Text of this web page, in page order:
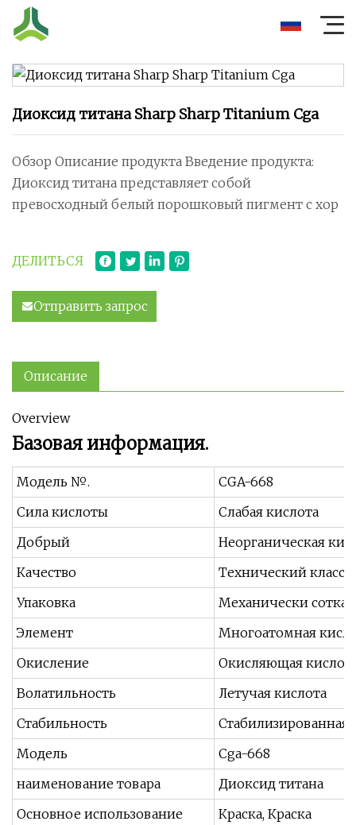
Диоксид титана Sharp Sharp Titanium Cga
Обзор Описание продукта Введение продукта:
Диоксид титана представляет собой
превосходный белый порошковый пигмент с хор
ДЕЛИТЬСЯ
Отправить запрос
Описание
Overview
Базовая информация.
Модель №.
CGA-668
Сила кислоты
Слабая кислота
Добрый
Неорганическая
Качество
Технический класс
Упаковка
Механически
Элемент
Многоатомная
Окисление
Окисляющая
Волатильность
Летучая кислота
Стабильность
Стабилизированная
Модель
Cga-668
наименование товара
Диоксид титана
Основное использование
Краска, Краска